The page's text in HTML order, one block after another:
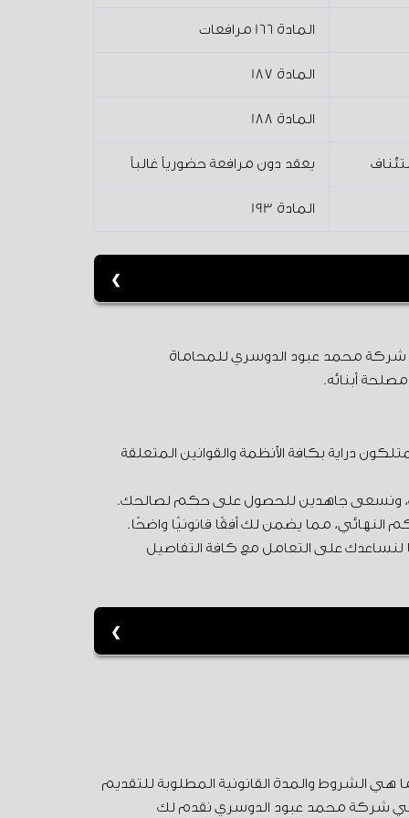
المادة 166 مرافعات
المادة 187
المادة 188
يعقد دون مرافعة حضورياً غالباً
المادة 193
شركة محمد عبود الدوسري للمحاماة
أبنائه.
دراية بكافة الأنظمة والقوانين المتعلقة
ونسعى جاهدين للحصول على حكم لصالحك.
النهائي، مما يضمن لك أفقًا قانونيًا واضحًا.
لنساعدك على التعامل مع كافة التفاصيل
هي الشروط والمدة القانونية المطلوبة للتقديم
في شركة محمد عبود الدوسري نقدم لك